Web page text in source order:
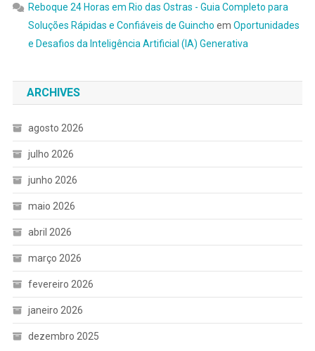
Reboque 24 Horas em Rio das Ostras - Guia Completo para
Soluções Rápidas e Confiáveis de Guincho em Oportunidades
e Desafios da Inteligência Artificial (IA) Generativa
ARCHIVES
agosto 2026
julho 2026
junho 2026
maio 2026
abril 2026
março 2026
fevereiro 2026
janeiro 2026
dezembro 2025